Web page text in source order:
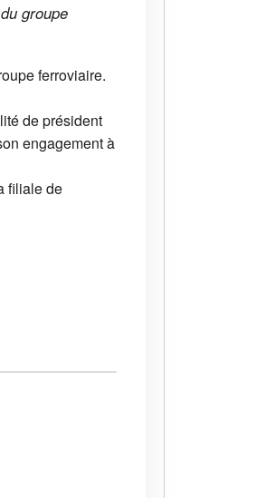
groupe
ferroviaire.
de président
engagement à
filiale de